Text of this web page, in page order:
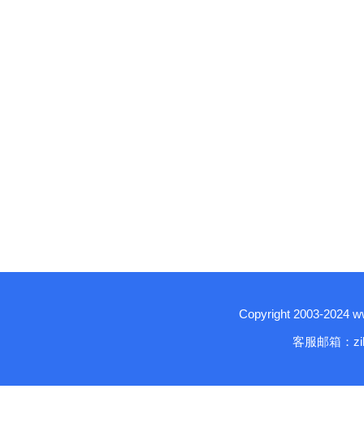
Copyright 2003-2024
客服邮箱：